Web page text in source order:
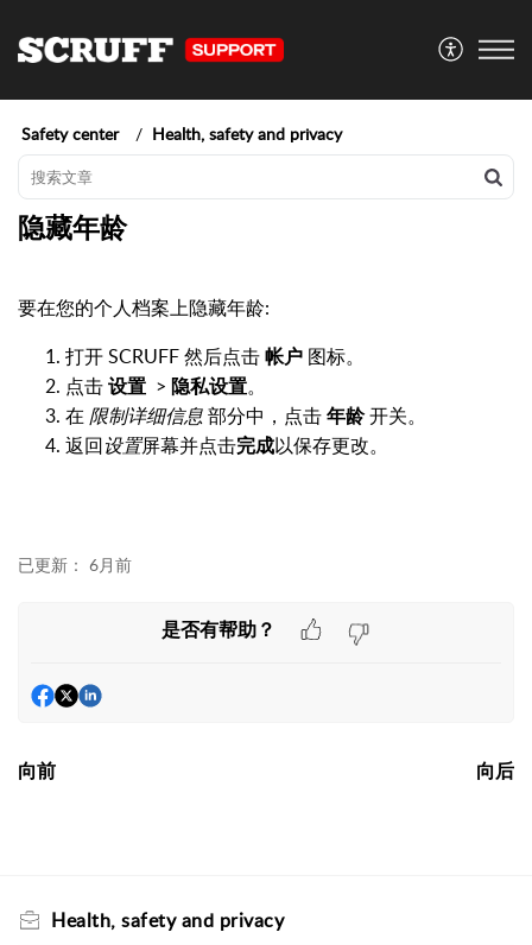
Safety center Health, safety and privacy
隐藏年龄
要在您的个人档案上隐藏年龄:
打开 SCRUFF 然后点击帐户 图标。
点击设置 > 隐私设置。
在 限制详细信息部分中，点击年龄开关。
返回设置屏幕并点击完成以保存更改。
已更新： 6月前
是否有帮助？
向前 向后
Health, safety and privacy